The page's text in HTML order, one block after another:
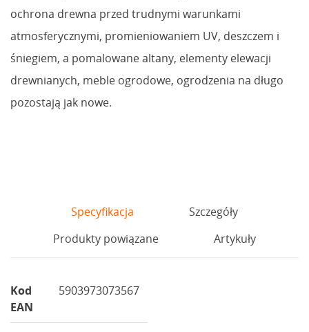
ochrona drewna przed trudnymi warunkami
atmosferycznymi, promieniowaniem UV, deszczem i
śniegiem, a pomalowane altany, elementy elewacji
drewnianych, meble ogrodowe, ogrodzenia na długo
pozostają jak nowe.
Specyfikacja
Szczegóły
Produkty powiązane
Artykuły
Kod
EAN
5903973073567